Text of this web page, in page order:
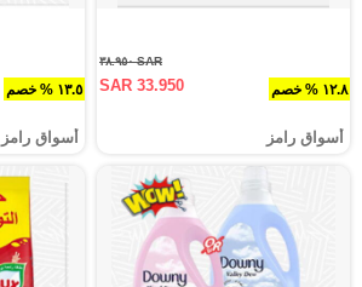
١٢.٨ % خصم
SAR ٣٨.٩٥٠
SAR 33.950
أسواق رامز
١٣.٥ % خصم
أسواق رامز